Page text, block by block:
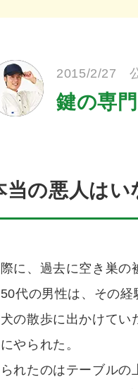
2015/2/27
鍵の専
当の悪人は
に、過去に空き巣の
代の男性は、その経
犬の散歩に出かけて
やられた。
れたのはテーブルの